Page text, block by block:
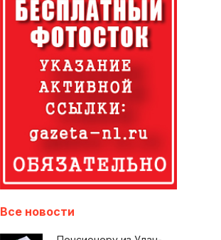
Все новости